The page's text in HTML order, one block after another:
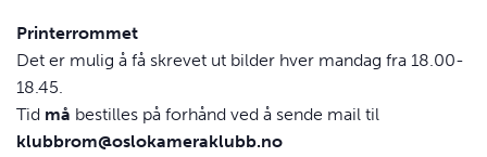
Printerrommet
Det er mulig å få skrevet ut bilder hver mandag fra 18.00-
18.45.
Tid må bestilles på forhånd ved å sende mail til
klubbrom@oslokameraklubb.no